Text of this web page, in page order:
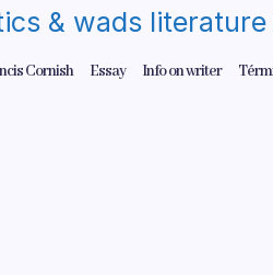
& wads
Cornish Essay Info on writer